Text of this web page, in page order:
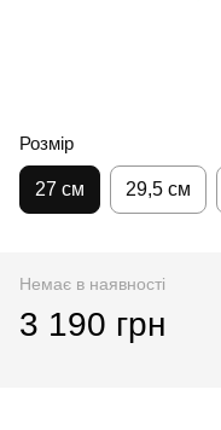
Розмір
27 см 29,5 см
Немає в наявності
3 190 грн